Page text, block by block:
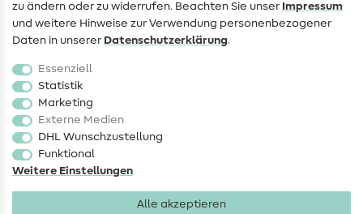
Stoffe
Sale
Schnittmuster
zu ändern oder zu widerrufen. Beachten Sie unser Impressum
und weitere Hinweise zur Verwendung personenbezogener
Daten in unserer Daten­schutz­erklärung.
Essenziell
Statistik
Marketing
Externe Medien
DHL Wunschzustellung
Funktional
Weitere Einstellungen
Alle akzeptieren